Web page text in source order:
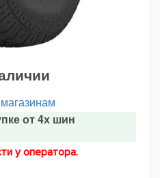
от 4х шин
у оператора.